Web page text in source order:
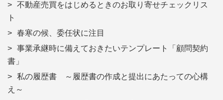
不動産売買をはじめるときのお取り寄せチェックリス
ト
春寒の候、委任状に注目
事業承継時に備えておきたいテンプレート「顧問契約
書」
私の履歴書 ～履歴書の作成と提出にあたっての心構
え～